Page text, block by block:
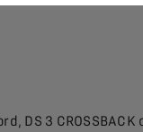
DS 3 CROSSBACK